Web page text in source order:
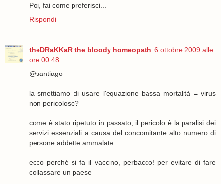
Poi, fai come preferisci...
Rispondi
theDRaKKaR the bloody homeopath 6 ottobre 2009 alle
ore 00:48
@santiago
la smettiamo di usare l'equazione bassa mortalità = virus
non pericoloso?
come è stato ripetuto in passato, il pericolo è la paralisi dei
servizi essenziali a causa del concomitante alto numero di
persone addette ammalate
ecco perché si fa il vaccino, perbacco! per evitare di fare
collassare un paese